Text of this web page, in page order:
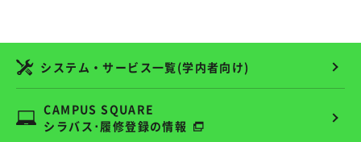
システム・サービス一覧(学内者向け)
CAMPUS SQUARE
シラバス･履修登録の情報